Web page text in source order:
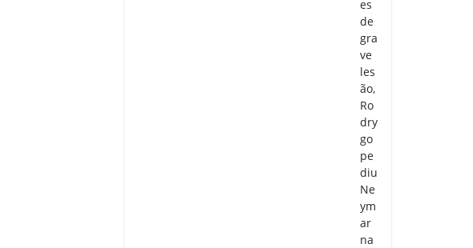
es
de
gra
ve
les
ão,
Ro
dry
go
pe
diu
Ne
ym
ar
na